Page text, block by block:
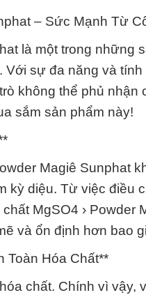
– Sức Mạnh Từ
là một trong những
sự đa năng và
không thể phủ
sắm sản phẩm này!
Magiê Sunphat
kỳ diệu. Từ việc điều
MgSO4 › Powder
và ổn định hơn bao
Toàn Hóa Chất**
chất. Chính vì vậy,